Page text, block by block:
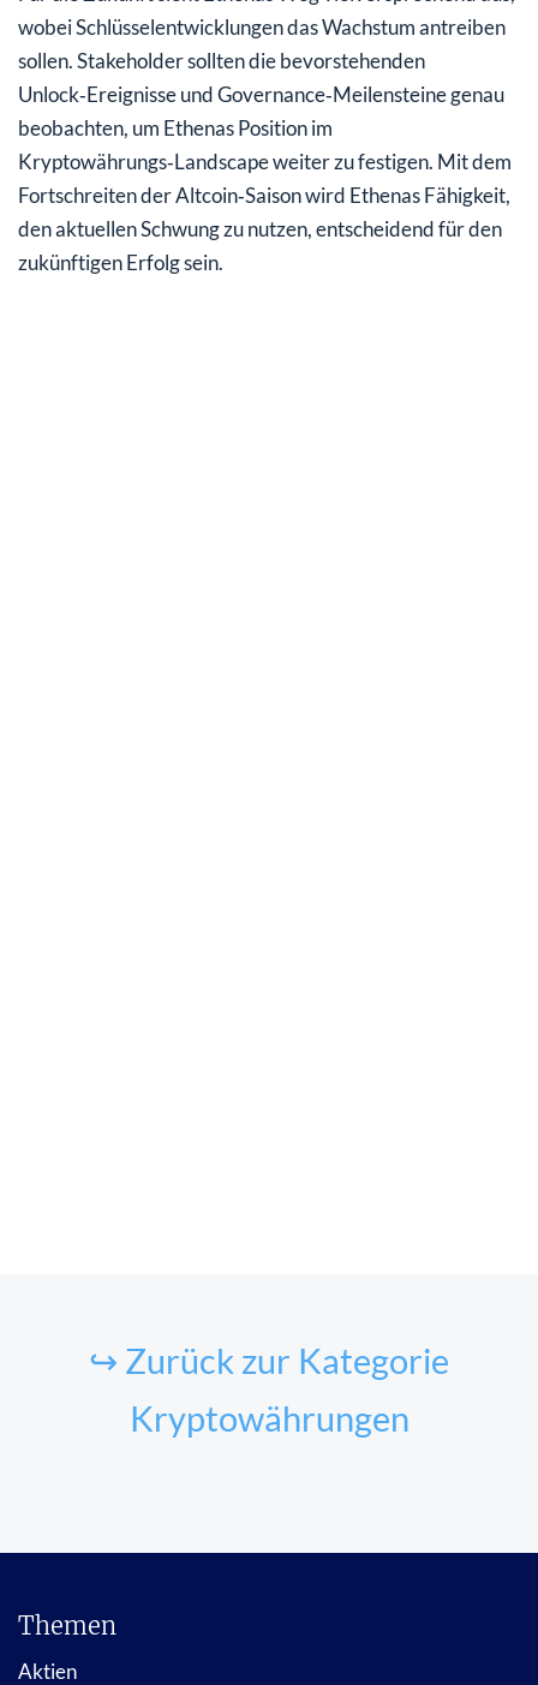
wobei Schlüsselentwicklungen das Wachstum antreiben
sollen. Stakeholder sollten die bevorstehenden
Unlock‑Ereignisse und Governance‑Meilensteine genau
beobachten, um Ethenas Position im
Kryptowährungs‑Landscape weiter zu festigen. Mit dem
Fortschreiten der Altcoin‑Saison wird Ethenas Fähigkeit,
den aktuellen Schwung zu nutzen, entscheidend für den
zukünftigen Erfolg sein.
↪ Zurück zur Kategorie
Kryptowährungen
Themen
Aktien